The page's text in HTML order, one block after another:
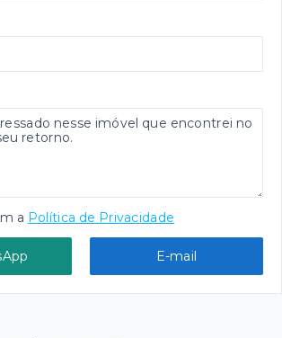
a Política de Privacidade
E-mail